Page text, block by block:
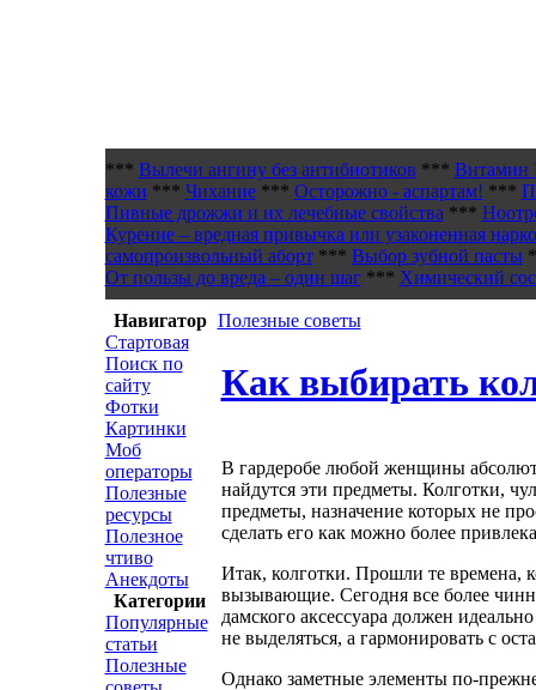
*** Вылечи ангину без антибиотиков *** Витамин
кожи *** Чихание*** Осторожно - аспартам! ***
Пивные дрожжи и их лечебные свойства ***
Курение – вредная привычка или узаконенная
самопроизвольный аборт*** Выбор зубной пасты
От пользы до вреда – один шаг*** Химический
Навигатор
Стартовая
Поиск по
сайту
Фотки
Картинки
Моб
операторы
Полезные
ресурсы
Полезное
чтиво
Анекдоты
Категории
Популярные
статьи
Полезные
Полезные советы
Как выбирать
В гардеробе любой женщины
найдутся эти предметы. Колготки,
предметы, назначение которых не
сделать его как можно более
Итак, колготки. Прошли те времена,
вызывающие. Сегодня все более
дамского аксессуара должен
не выделяться, а гармонировать с
Однако заметные элементы по-